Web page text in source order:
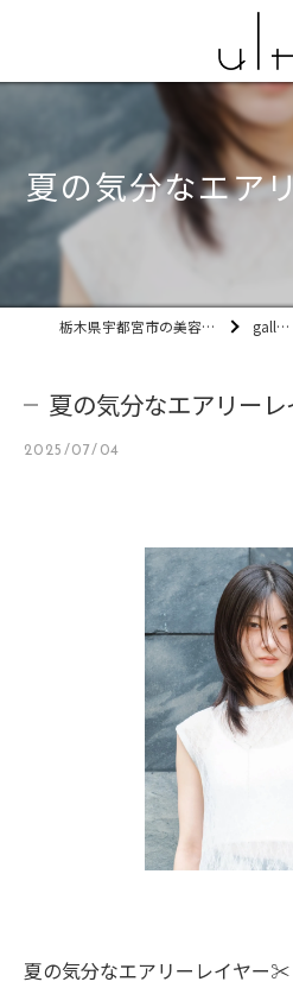
夏の気分なエア
栃木県宇都宮市の美容室ult gallery
夏の気分なエアリー
2025/07/04
夏の気分なエアリーレイヤー✂️